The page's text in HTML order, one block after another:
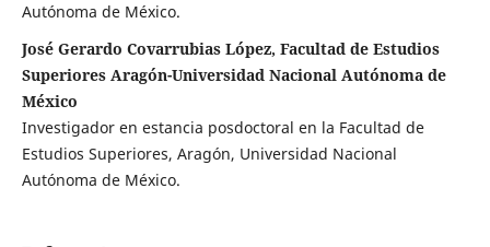
Autónoma de México.
José Gerardo Covarrubias López, Facultad de Estudios
Superiores Aragón-Universidad Nacional Autónoma de
México
Investigador en estancia posdoctoral en la Facultad de
Estudios Superiores, Aragón, Universidad Nacional
Autónoma de México.